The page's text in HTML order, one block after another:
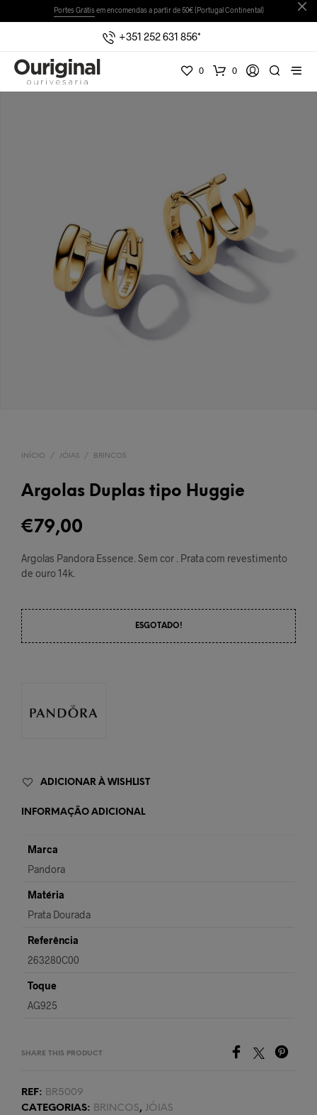
Portes Grátisem encomendas a partir de 50€ (Portugal Continental)
+351 252 631 856*
0 0
INÍCIO / JÓIAS / BRINCOS
Argolas Duplas tipo Huggie
€79,00
Argolas Pandora Essence. Sem cor . Prata com revestimento
de ouro 14k.
ESGOTADO!
ADICIONAR À WISHLIST
INFORMAÇÃO ADICIONAL
Marca
Pandora
Matéria
Prata Dourada
Referência
263280C00
Toque
AG925
SHARE THIS PRODUCT
REF: BR5009
CATEGORIAS: BRINCOS, JÓIAS